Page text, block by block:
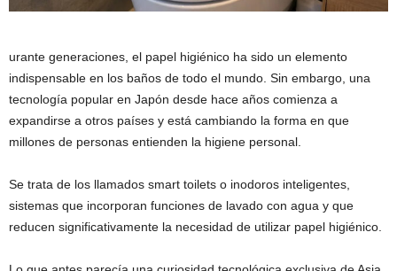
urante generaciones, el papel higiénico ha sido un elemento
indispensable en los baños de todo el mundo. Sin embargo, una
tecnología popular en Japón desde hace años comienza a
expandirse a otros países y está cambiando la forma en que
millones de personas entienden la higiene personal.
Se trata de los llamados smart toilets o inodoros inteligentes,
sistemas que incorporan funciones de lavado con agua y que
reducen significativamente la necesidad de utilizar papel higiénico.